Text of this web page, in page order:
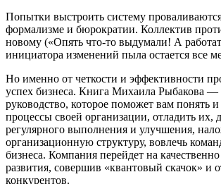
Попытки выстроить систему
формализме и бюрократии. Коллектив
новому («Опять что-то выдумали! А
инициатора изменений пыла остается все
Но именно от четкости и эффективности
успех бизнеса. Книга Михаила Рыбакова —
руководство, которое поможет вам понять
процессы своей организации, отладить их,
регулярного выполнения и улучшения,
организационную структуру, вовлечь
бизнеса. Компания перейдет на
развития, совершив «квантовый скачок» и
конкурентов.